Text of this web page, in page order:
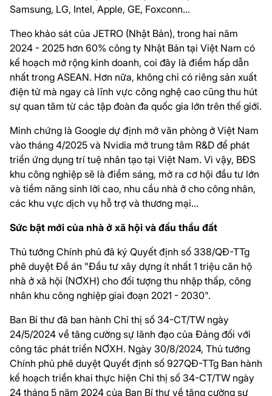
Samsung, LG, Intel, Apple, GE, Foxconn…
Theo khảo sát của JETRO (Nhật Bản), trong hai năm
2024 - 2025 hơn 60% công ty Nhật Bản tại Việt Nam có
kế hoạch mở rộng kinh doanh, coi đây là điểm hấp dẫn
nhất trong ASEAN. Hơn nữa, không chỉ có riêng sản xuất
điện tử mà ngay cả lĩnh vực công nghệ cao cũng thu hút
sự quan tâm từ các tập đoàn đa quốc gia lớn trên thế giới.
Minh chứng là Google dự định mở văn phòng ở Việt Nam
vào tháng 4/2025 và Nvidia mở trung tâm R&D để phát
triển ứng dụng trí tuệ nhân tạo tại Việt Nam. Vì vậy, BĐS
khu công nghiệp sẽ là điểm sáng, mở ra cơ hội đầu tư lớn
và tiềm năng sinh lời cao, nhu cầu nhà ở cho công nhân,
các khu vực dịch vụ hỗ trợ và thương mại...
Sức bật mới của nhà ở xã hội và đấu thầu đất
Thủ tướng Chính phủ đã ký Quyết định số 338/QĐ-TTg
phê duyệt Đề án "Đầu tư xây dựng ít nhất 1 triệu căn hộ
nhà ở xã hội (NƠXH) cho đối tượng thu nhập thấp, công
nhân khu công nghiệp giai đoạn 2021 - 2030".
Ban Bí thư đã ban hành Chỉ thị số 34-CT/TW ngày
24/5/2024 về tăng cường sự lãnh đạo của Đảng đối với
công tác phát triển NƠXH. Ngày 30/8/2024, Thủ tướng
Chính phủ phê duyệt Quyết định số 927QĐ-TTg Ban hành
kế hoạch triển khai thực hiện Chỉ thị số 34-CT/TW ngày
24 tháng 5 năm 2024 của Ban Bí thư về tăng cường sự